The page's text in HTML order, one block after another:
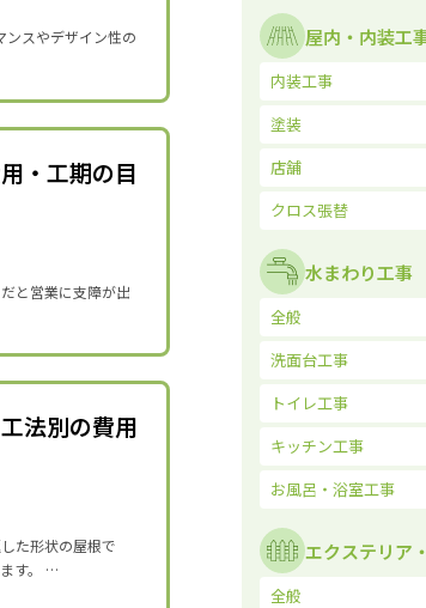
ンスやデザイン性の
・工期の目
と営業に支障が出
法別の費用
た形状の屋根で
す。 …
屋内・内装工
内装工事
塗装
店舗
クロス張替
水まわり工事
全般
洗面台工事
トイレ工事
キッチン工事
お風呂・浴室工事
エクステリア
全般